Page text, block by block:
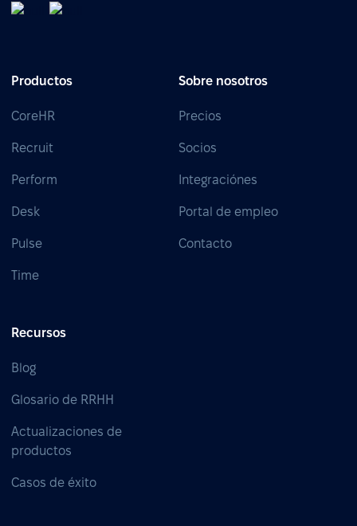
Productos
CoreHR
Recruit
Perform
Desk
Pulse
Time
Sobre nosotros
Precios
Socios
Integraciónes
Portal de empleo
Contacto
Recursos
Blog
Glosario de RRHH
Actualizaciones de
productos
Casos de éxito